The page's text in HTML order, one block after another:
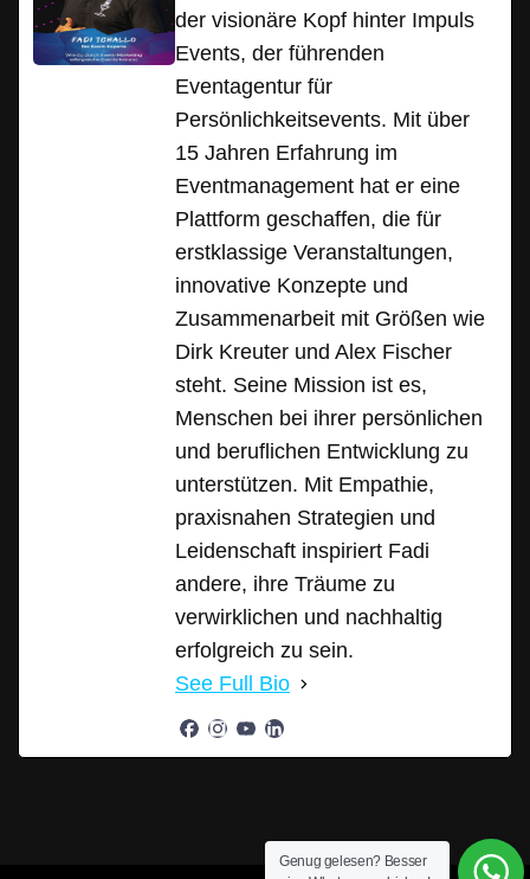
der visionäre Kopf hinter Impuls
Events, der führenden
Eventagentur für
Persönlichkeitsevents. Mit über
15 Jahren Erfahrung im
Eventmanagement hat er eine
Plattform geschaffen, die für
erstklassige Veranstaltungen,
innovative Konzepte und
Zusammenarbeit mit Größen wie
Dirk Kreuter und Alex Fischer
steht. Seine Mission ist es,
Menschen bei ihrer persönlichen
und beruflichen Entwicklung zu
unterstützen. Mit Empathie,
praxisnahen Strategien und
Leidenschaft inspiriert Fadi
andere, ihre Träume zu
verwirklichen und nachhaltig
erfolgreich zu sein.
See Full Bio
Genug gelesen? Besser